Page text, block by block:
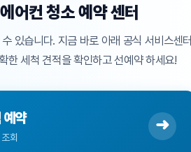
어컨 청소 예약 센터
있습니다. 지금 바로 아래 공식 서비스센터
한 세척 견적을 확인하고 선예약 하세요!
예약
회
➜